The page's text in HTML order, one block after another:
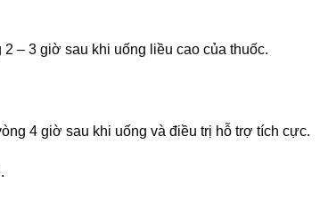
– 3 giờ sau khi uống liều cao của thuốc.
4 giờ sau khi uống và điều trị hỗ trợ tích cực.